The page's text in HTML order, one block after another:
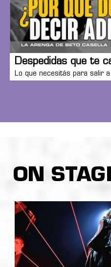
Despedidas que te
Lo que necesitás para salir a
ON